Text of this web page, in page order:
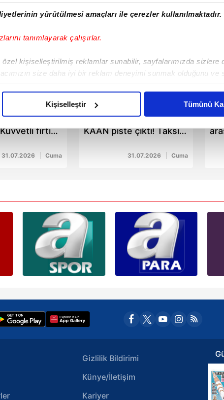
yürütülmesi amaçları ile çerezler kullanılmaktadır.
tanımlayarak çalışırlar.
kişiselleştirilmiş reklamlar sunabilir, sayfalarımızda sizlere
size daha iyi bir reklam deneyimi sunmak olduğunu ve
işlenmekte olup gerekli olan çerezler bilgi toplumu
panel vasıtasıyla belirleyebilirsiniz. Çerezlere ilişkin detaylı
Metnimiziziyaret edebilirsiniz.
uyarınca hazırlanmış Aydınlatma Metnimizi okumak ve
ilgili bilgi almak için lütfen
tıklayınız.
Kişiselleştir Tümünü
İstanbul
fırtına
31.07.2026 Cuma
Türkiye'nin gururu
KAAN piste çıktı! Taksi
31.07.2026 Cuma
Gizlilik Bildirimi
Künye/İletişim
Kariyer